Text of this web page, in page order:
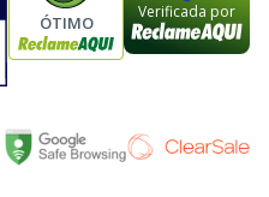
ÓTIMO Verificada por